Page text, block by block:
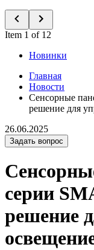
Item 1 of 12
Новинки
Главная
Новости
Сенсорные
решение для
26.06.2025
Задать вопрос
серии
решение